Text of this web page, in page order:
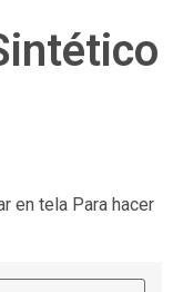
en tela Para hacer